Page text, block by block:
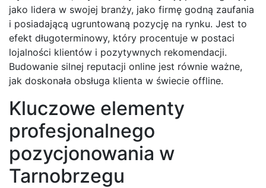
jako lidera w swojej branży, jako firmę godną zaufania
i posiadającą ugruntowaną pozycję na rynku. Jest to
efekt długoterminowy, który procentuje w postaci
lojalności klientów i pozytywnych rekomendacji.
Budowanie silnej reputacji online jest równie ważne,
jak doskonała obsługa klienta w świecie offline.
Kluczowe elementy
profesjonalnego
pozycjonowania w
Tarnobrzegu